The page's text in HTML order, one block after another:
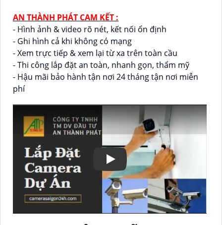
AN THÀNH PHÁT CAM KẾT :
- Hình ảnh & video rõ nét, kết nối ổn định
- Ghi hình cả khi không có mạng
- Xem trực tiếp & xem lại từ xa trên toàn cầu
- Thi công lắp đặt an toàn, nhanh gọn, thẩm mỹ
- Hậu mãi bảo hành tận nơi 24 tháng tận nơi miễn
phí